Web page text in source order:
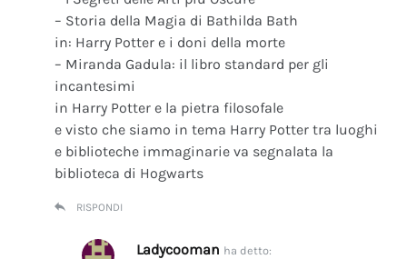
– Storia della Magia di Bathilda Bath
in: Harry Potter e i doni della morte
– Miranda Gadula: il libro standard per gli
incantesimi
in Harry Potter e la pietra filosofale
e visto che siamo in tema Harry Potter tra luoghi
e biblioteche immaginarie va segnalata la
biblioteca di Hogwarts
RISPONDI
Ladycooman ha detto: